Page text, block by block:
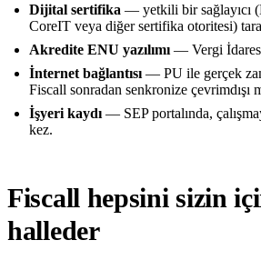
Dijital sertifika — yetkili bir sağlayıcı
CoreIT veya diğer sertifika otoritesi)
Akredite ENU yazılımı — Vergi
İnternet bağlantısı — PU ile gerçek
Fiscall sonradan senkronize çevrimdışı
İşyeri kaydı — SEP portalında,
kez.
Fiscall hepsini sizin
halleder